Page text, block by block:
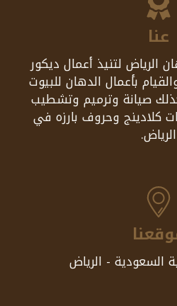
عنا
الرياض لتنيذ أعمال ديكور
بأعمال الدهان للبيوت
صيانة وترميم وتشطيب
كلادينج وحروف بارزه في
الرياض.
السعودية - الرياض